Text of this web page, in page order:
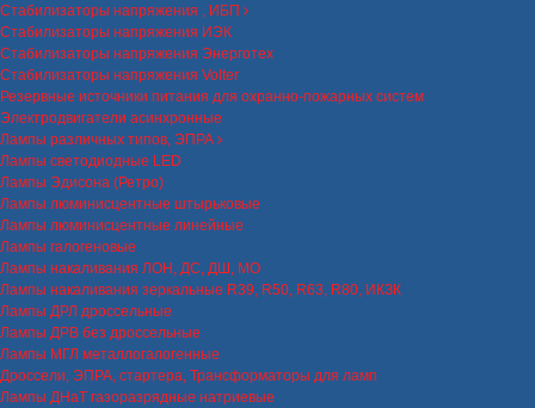
Стабилизаторы напряжения , ИБП
Стабилизаторы напряжения ИЭК
Стабилизаторы напряжения Энерготех
Стабилизаторы напряжения Volter
Резервные источники питания для охранно-пожарных систем
Электродвигатели асинхронные
Лампы различных типов, ЭПРА
Лампы светодиодные LED
Лампы Эдисона (Ретро)
Лампы люминисцентные штырьковые
Лампы люминисцентные линейные
Лампы галогеновые
Лампы накаливания ЛОН, ДС, ДШ, МО
Лампы накаливания зеркальные R39, R50, R63, R80, ИКЗК
Лампы ДРЛ дроссельные
Лампы ДРВ без дроссельные
Лампы МГЛ металлогалогенные
Дроссели, ЭПРА, стартера, Трансформаторы для ламп
Лампы ДНаТ газоразрядные натриевые